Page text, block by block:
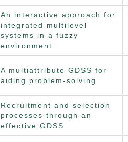
An interactive approach for
integrated multilevel
systems in a fuzzy
environment
A multiattribute GDSS for
aiding problem-solving
Recruitment and selection
processes through an
effective GDSS